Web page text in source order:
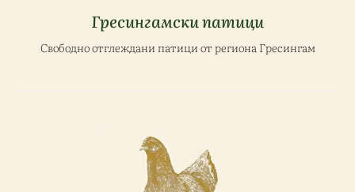
Гресингамски патици
Свободно отглеждани патици от региона Гресингам